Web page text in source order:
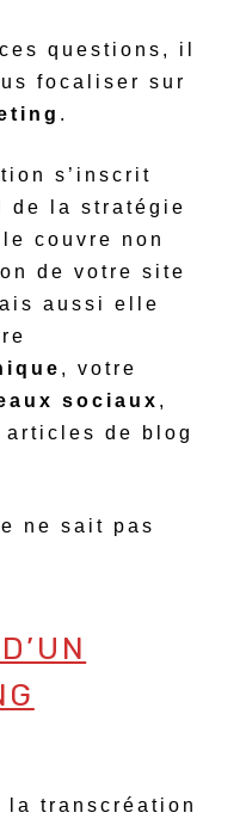
questions, il
focaliser sur
.
s’inscrit
de la stratégie
couvre non
de votre site
aussi elle
, votre
sociaux ,
articles de blog
ne sait pas
la transcréation